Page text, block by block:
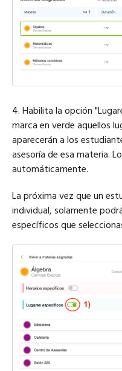
4. Habilita la opción
marca en verde aquellos
aparecerán a los
asesoría de esa materia.
automáticamente.
La próxima vez que un
individual, solamente
específicos que